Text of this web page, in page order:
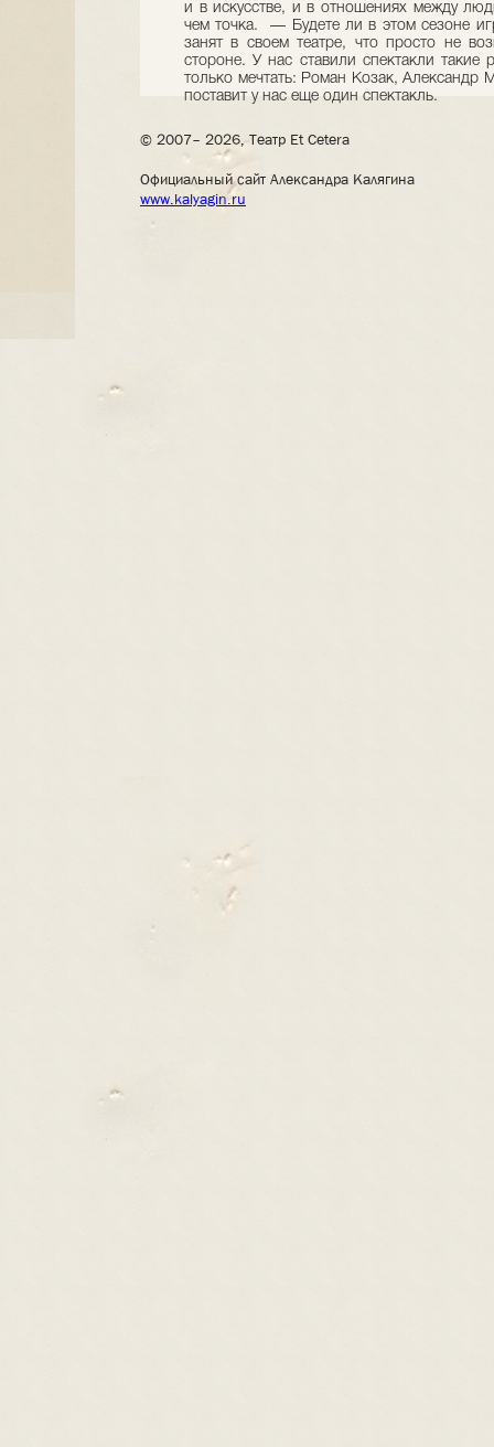
и в искусстве, и в отношениях между
чем точка. — Будете ли в этом сезоне
занят в своем театре, что просто не
стороне. У нас ставили спектакли
только мечтать: Роман Козак, Александр
поставит у нас еще один спектакль.
© 2007– 2026, Театр Et Cetera
Официальный сайт Александра Калягина
www.kalyagin.ru